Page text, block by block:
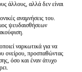
άλλους, αλλά δεν είναι
αναμνήσεις του.
ψευδαισθήσεων
ναρκωτικά για να
ονείρου, προσπαθώντας
όσο και έναν άτυχο